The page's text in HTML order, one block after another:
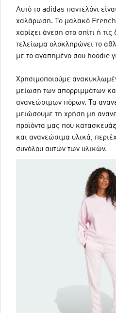
Αυτό το adidas παντελόνι
χαλάρωση. Το μαλακό
χαρίζει άνεση στο σπίτι ή
τελείωμα ολοκληρώνει το
με το αγαπημένο σου hoodie
Χρησιμοποιούμε
μείωση των απορριμμάτων
ανανεώσιμων πόρων. Τα
μειώσουμε τη χρήση μη
προϊόντα μας που
και ανανεώσιμα υλικά,
συνόλου αυτών των υλικών.